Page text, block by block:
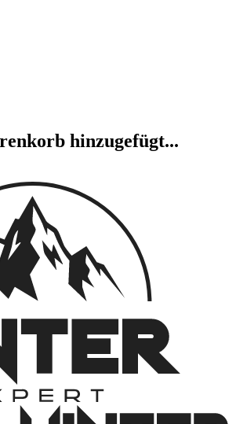
hinzugefügt...